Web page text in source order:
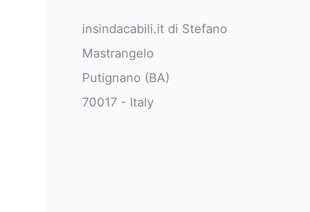
insindacabili.it di Stefano
Mastrangelo
Putignano (BA)
70017 - Italy